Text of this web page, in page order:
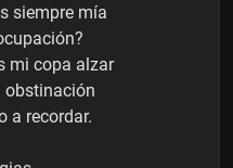
siempre mía
mi copa alzar
obstinación
a recordar.